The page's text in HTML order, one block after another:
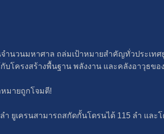
นวนมหาศาล ถล่มเป้าหมายสำคัญทั่วประเทศ
โครงสร้างพื้นฐาน พลังงาน และคลังอาวุธขอ
มายถูกโจมตี!
ำ ยูเครนสามารถสกัดกั้นโดรนได้ 115 ลำ และ